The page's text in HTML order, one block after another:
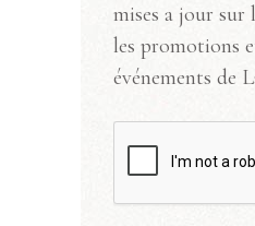
mises a jour sur
les promotions
événements de